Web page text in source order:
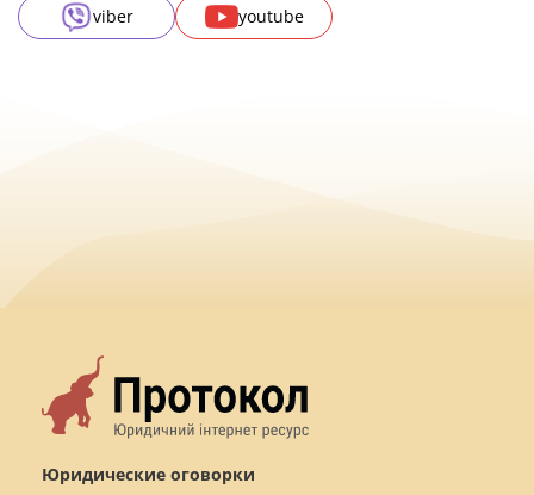
viber
youtube
Юридические оговорки